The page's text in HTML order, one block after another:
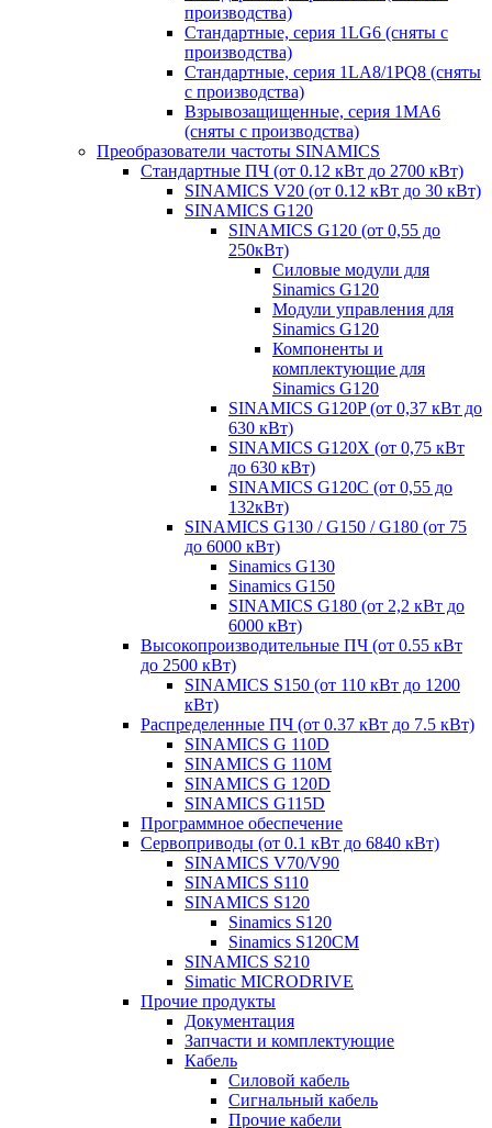
производства)
Стандартные, серия 1LG6 (сняты с
производства)
Стандартные, серия 1LA8/1PQ8 (сняты
с производства)
Взрывозащищенные, серия 1MA6
(сняты с производства)
Преобразователи частоты SINAMICS
Стандартные ПЧ (от 0.12 кВт до 2700 кВт)
SINAMICS V20 (от 0.12 кВт до 30 кВт)
SINAMICS G120
SINAMICS G120 (от 0,55 до
250кВт)
Силовые модули для
Sinamics G120
Модули управления для
Sinamics G120
Компоненты и
комплектующие для
Sinamics G120
SINAMICS G120P (от 0,37 кВт до
630 кВт)
SINAMICS G120X (от 0,75 кВт
до 630 кВт)
SINAMICS G120C (от 0,55 до
132кВт)
SINAMICS G130 / G150 / G180 (от 75
до 6000 кВт)
Sinamics G130
Sinamics G150
SINAMICS G180 (от 2,2 кВт до
6000 кВт)
Высокопроизводительные ПЧ (от 0.55 кВт
до 2500 кВт)
SINAMICS S150 (от 110 кВт до 1200
кВт)
Распределенные ПЧ (от 0.37 кВт до 7.5 кВт)
SINAMICS G 110D
SINAMICS G 110M
SINAMICS G 120D
SINAMICS G115D
Программное обеспечение
Сервоприводы (от 0.1 кВт до 6840 кВт)
SINAMICS V70/V90
SINAMICS S110
SINAMICS S120
Sinamics S120
Sinamics S120CM
SINAMICS S210
Simatic MICRODRIVE
Прочие продукты
Документация
Запчасти и комплектующие
Кабель
Силовой кабель
Сигнальный кабель
Прочие кабели